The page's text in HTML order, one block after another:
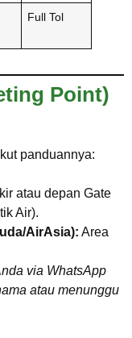
Full Tol
Point)
panduannya:
atau depan Gate
Air).
AirAsia): Area
via WhatsApp
atau menunggu